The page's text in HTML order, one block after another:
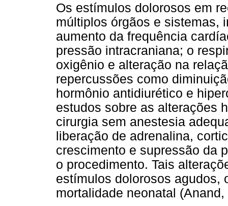
Os estímulos dolorosos em
múltiplos órgãos e sistemas,
aumento da frequência
pressão intracraniana; o
oxigênio e alteração na
repercussões como
hormônio antidiurético e
estudos sobre as alterações
cirurgia sem anestesia
liberação de adrenalina,
crescimento e supressão da
o procedimento. Tais
estímulos dolorosos agudos,
mortalidade neonatal